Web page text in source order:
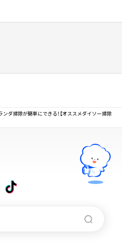
ダ掃除が簡単にできる！【オススメダイソー掃除